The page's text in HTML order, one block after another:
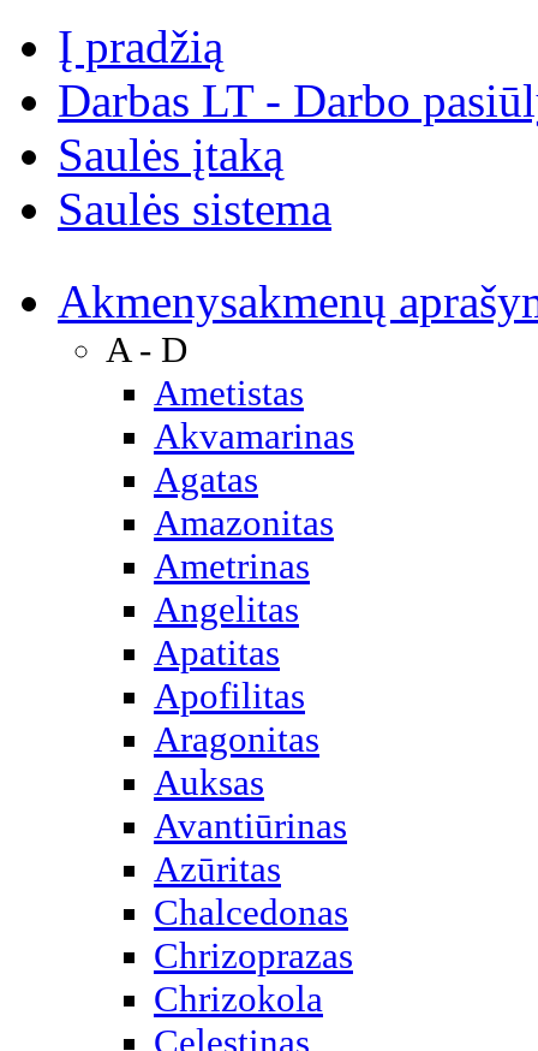
Į pradžią
Darbas LT - Darbo
Saulės įtaką
Saulės sistema
Akmenysakmenų
A - D
Ametistas
Akvamarinas
Agatas
Amazonitas
Ametrinas
Angelitas
Apatitas
Apofilitas
Aragonitas
Auksas
Avantiūrinas
Azūritas
Chalcedonas
Chrizoprazas
Chrizokola
Celestinas